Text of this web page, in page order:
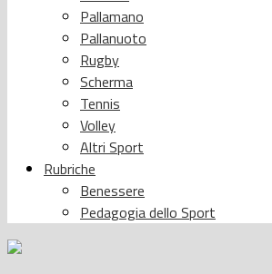
Pallamano
Pallanuoto
Rugby
Scherma
Tennis
Volley
Altri Sport
Rubriche
Benessere
Pedagogia dello Sport